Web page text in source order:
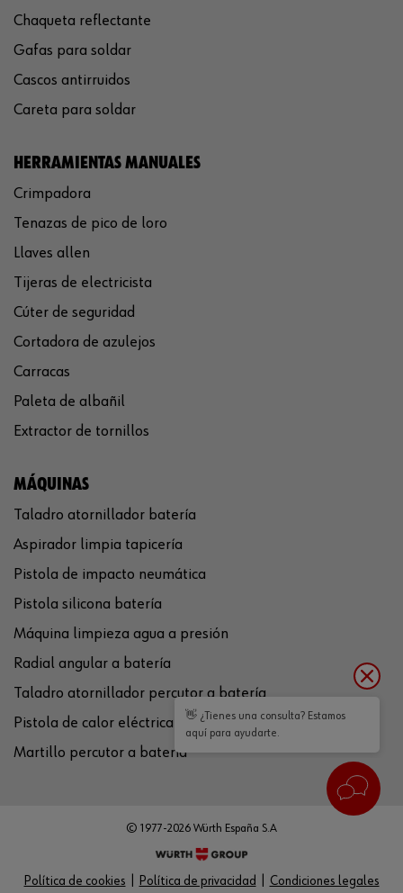
Chaqueta reflectante
Gafas para soldar
Cascos antirruidos
Careta para soldar
HERRAMIENTAS MANUALES
Crimpadora
Tenazas de pico de loro
Llaves allen
Tijeras de electricista
Cúter de seguridad
Cortadora de azulejos
Carracas
Paleta de albañil
Extractor de tornillos
MÁQUINAS
Taladro atornillador batería
Aspirador limpia tapicería
Pistola de impacto neumática
Pistola silicona batería
Máquina limpieza agua a presión
Radial angular a batería
Taladro atornillador percutor a batería
Pistola de calor eléctrica
Martillo percutor a batería
Política de cookies Política de privacidad Condiciones legales
© 1977-2026 Würth España S.A
👋 ¿Tienes una consulta? Estamos
aquí para ayudarte.